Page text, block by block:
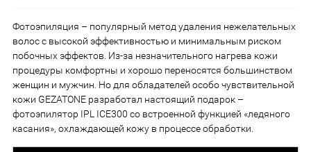
Фотоэпиляция – популярный метод удаления нежелательных
волос с высокой эффективностью и минимальным риском
побочных эффектов. Из-за незначительного нагрева кожи
процедуры комфортны и хорошо переносятся большинством
женщин и мужчин. Но для обладателей особо чувствительной
кожи GEZATONE разработал настоящий подарок –
фотоэпилятор IPL ICE300 со встроенной функцией «ледяного
касания», охлаждающей кожу в процессе обработки.